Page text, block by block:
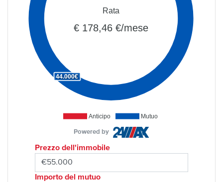
Anticipo Mutuo
44.000€
Rata
€ 178,46 €/mese
Powered by
Prezzo dell'immobile
Importo del mutuo